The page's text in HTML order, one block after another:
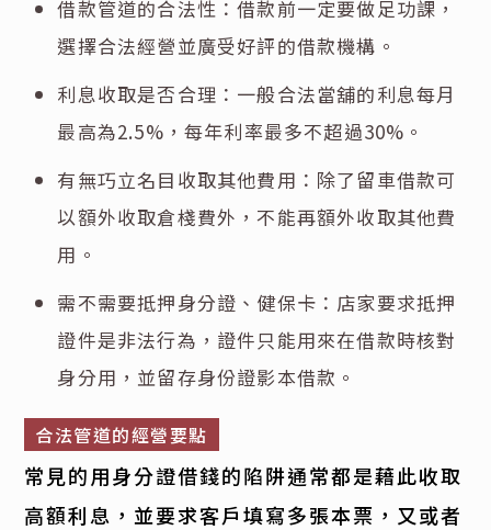
借款管道的合法性：借款前一定要做足功課，
選擇合法經營並廣受好評的借款機構。
利息收取是否合理：一般合法當舖的利息每月
最高為2.5%，每年利率最多不超過30%。
有無巧立名目收取其他費用：除了留車借款可
以額外收取倉棧費外，不能再額外收取其他費
用。
需不需要抵押身分證、健保卡：店家要求抵押
證件是非法行為，證件只能用來在借款時核對
身分用，並留存身份證影本借款。
合法管道的經營要點
常見的用身分證借錢的陷阱通常都是藉此收取
高額利息，並要求客戶填寫多張本票，又或者